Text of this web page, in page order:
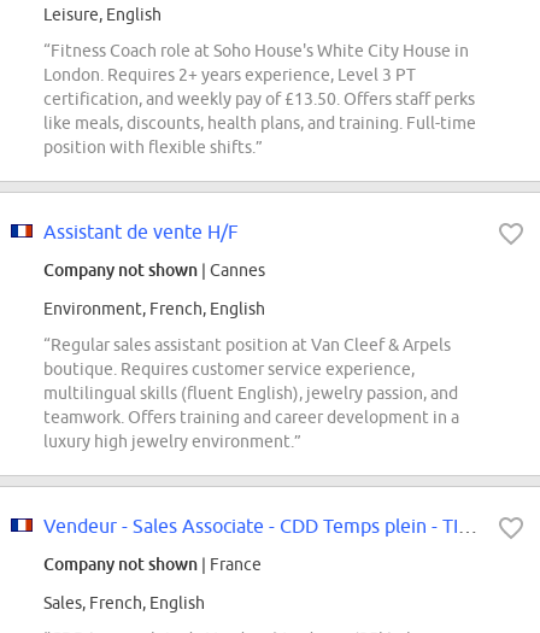
Leisure, English
“Fitness Coach role at Soho House's White City House in
London. Requires 2+ years experience, Level 3 PT
certification, and weekly pay of £13.50. Offers staff perks
like meals, discounts, health plans, and training. Full-time
position with flexible shifts.”
Assistant de vente H/F
Company not shown | Cannes
Environment, French, English
“Regular sales assistant position at Van Cleef & Arpels
boutique. Requires customer service experience,
multilingual skills (fluent English), jewelry passion, and
teamwork. Offers training and career development in a
luxury high jewelry environment.”
Company not shown | France
Sales, French, English